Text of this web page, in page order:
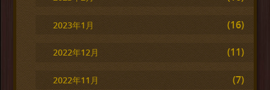
2023年1月 (16)
2022年12月 (11)
2022年11月 (7)